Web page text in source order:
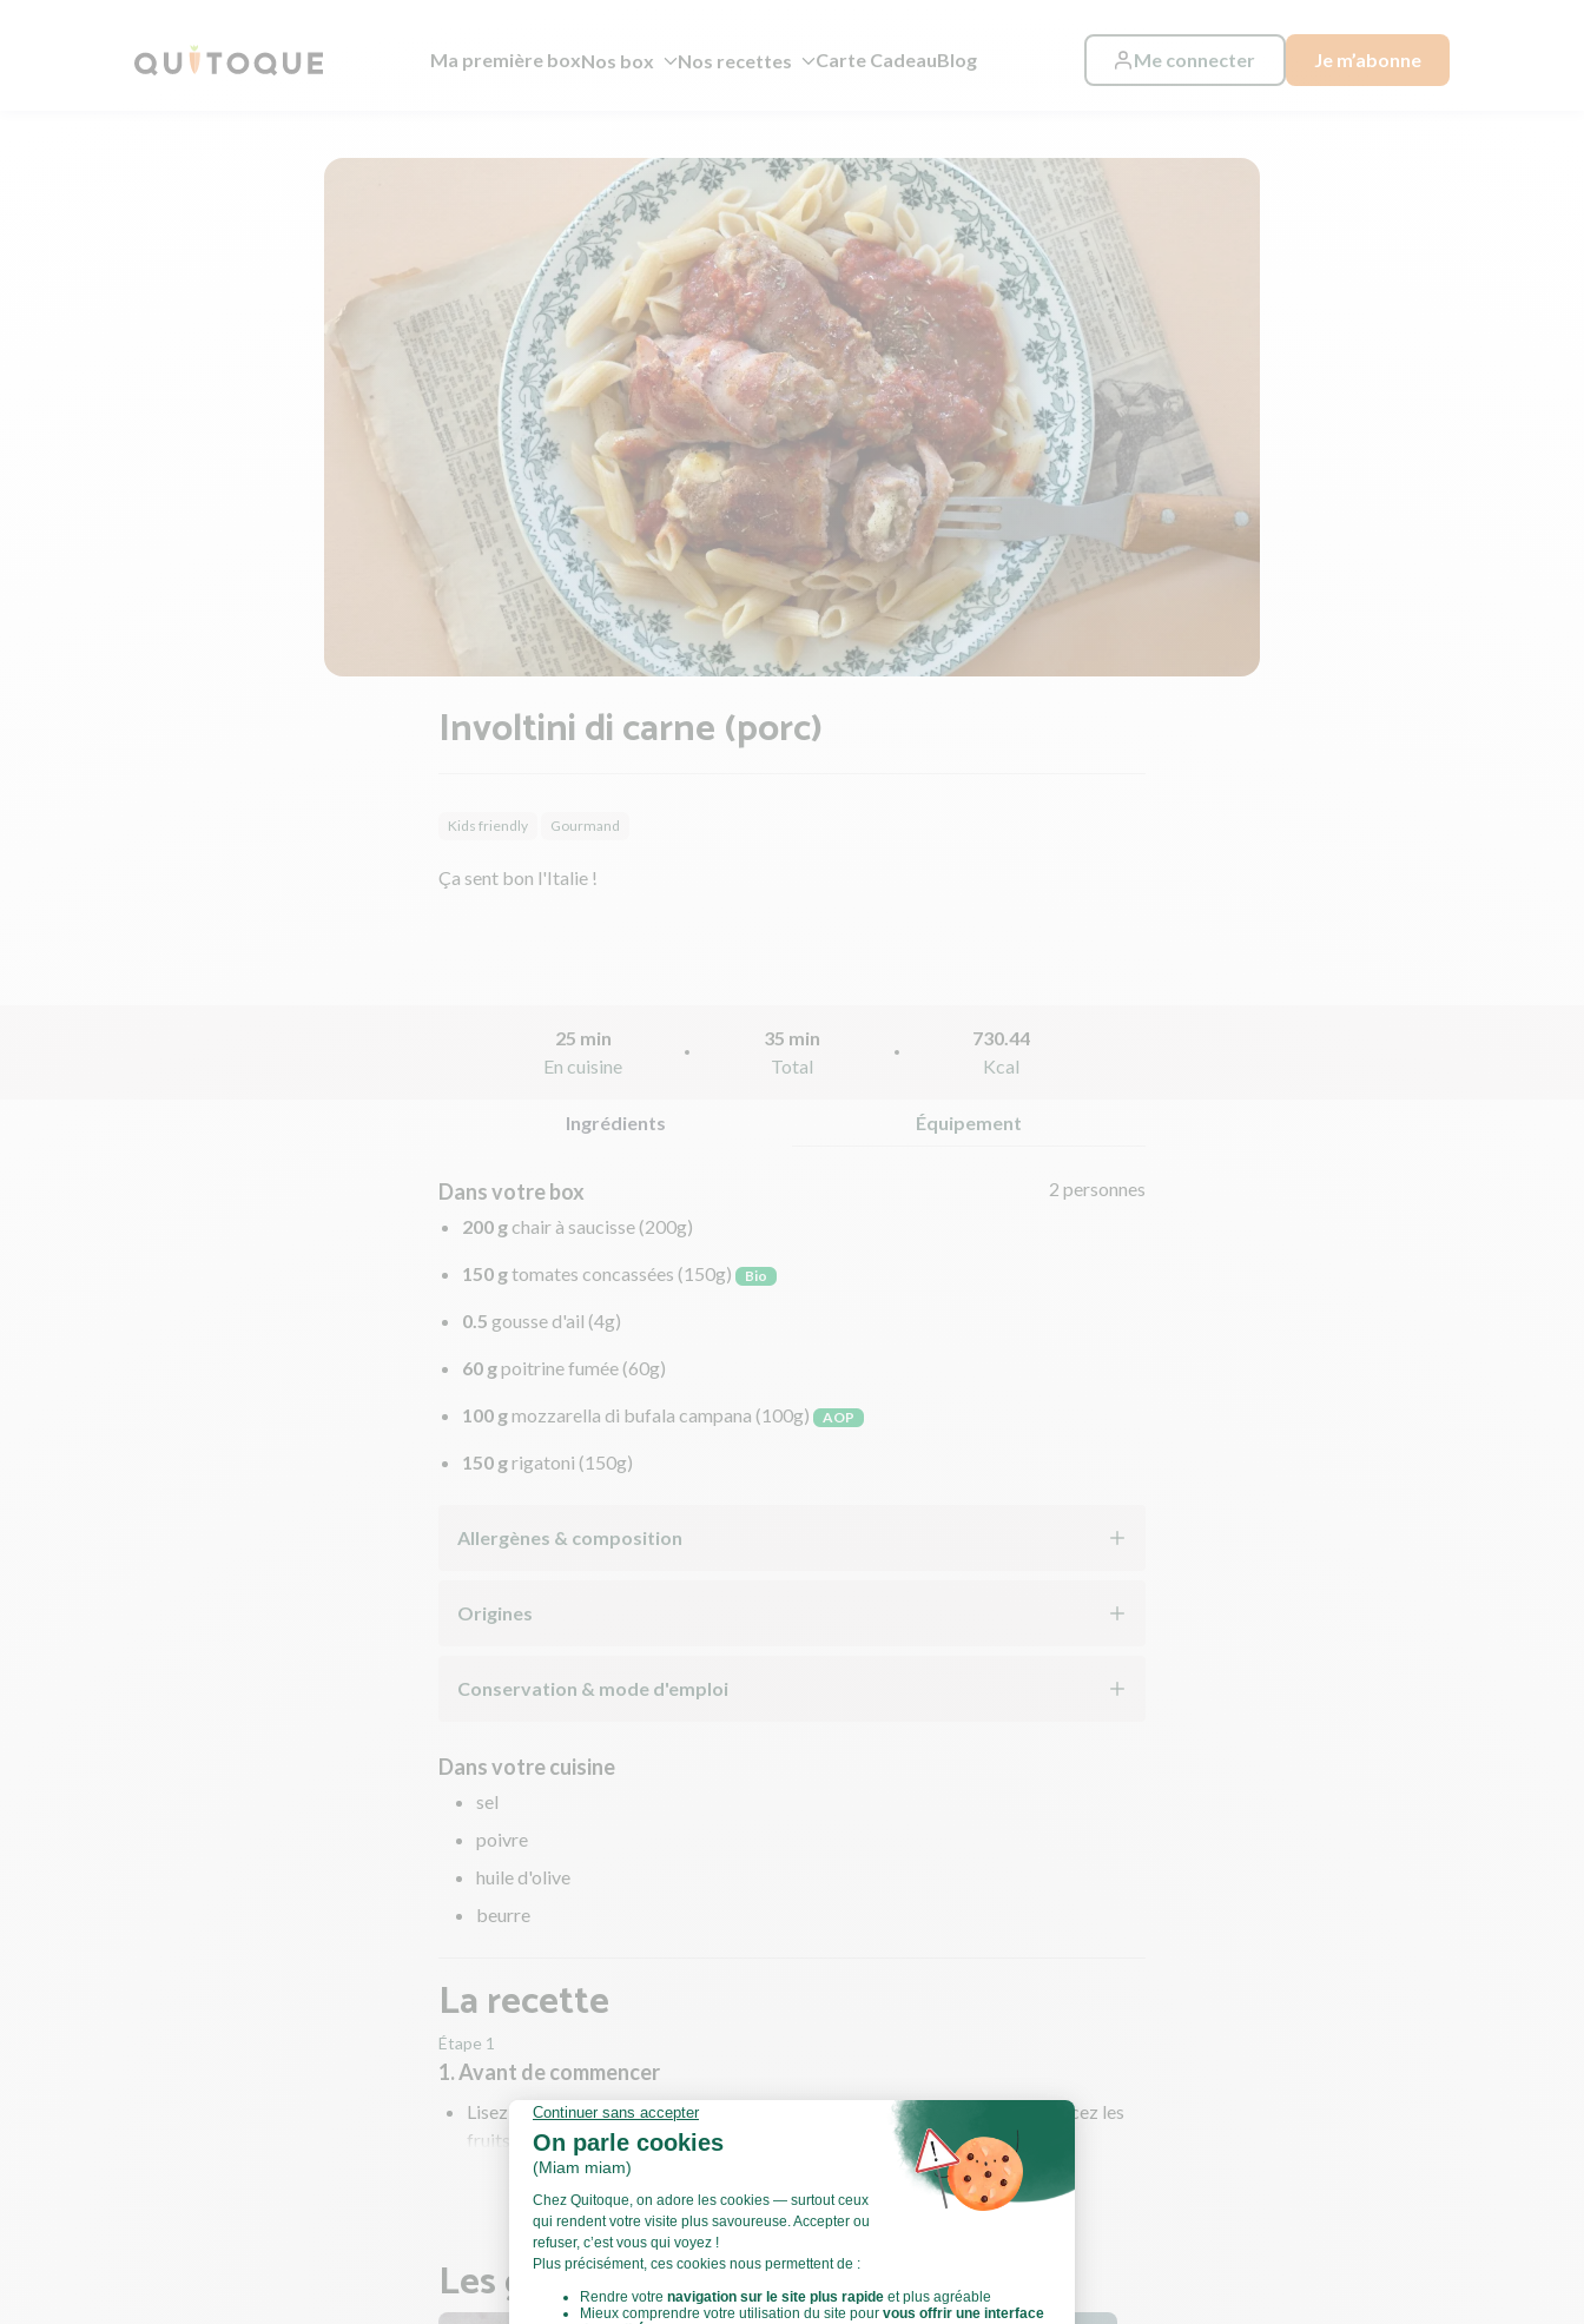
Ma première boxNos box Nos recettes Carte CadeauBlog Me connecter Je m’abonne
Involtini di carne (porc)
Kids friendly Gourmand
Ça sent bon l'Italie !
25 min
En cuisine
35 min
Total
730.44
Kcal
Ingrédients Équipement
Dans votre box
2 personnes
200 g chair à saucisse (200g)
150 gtomates concassées (150g) Bio
0.5 gousse d'ail (4g)
60 gpoitrine fumée (60g)
100 gmozzarella di bufala campana (100g) AOP
150 grigatoni (150g)
Allergènes & composition
Origines
Conservation & mode d'emploi
Dans votre cuisine
sel
poivre
huile d'olive
beurre
La recette
Étape 1
1. Avant de commencer
Lisez toutes les étapes, sortez les ingrédients et ustensiles nécessaires et rincez les
fruits et légumes !
Préchauffez votre four à 240°C.
Voir toute la recette
Les gestes de cuisine